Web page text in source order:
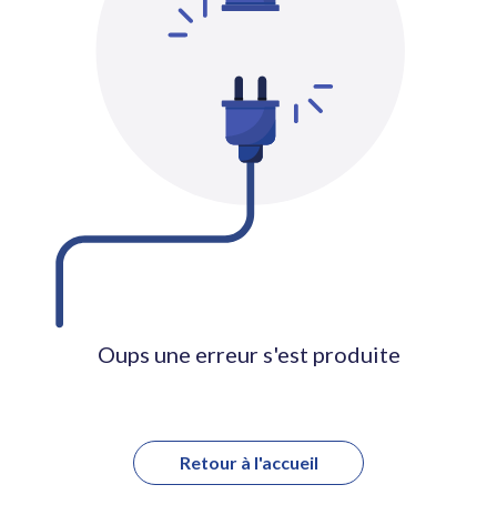
Oups une erreur s'est produite
Retour à l'accueil